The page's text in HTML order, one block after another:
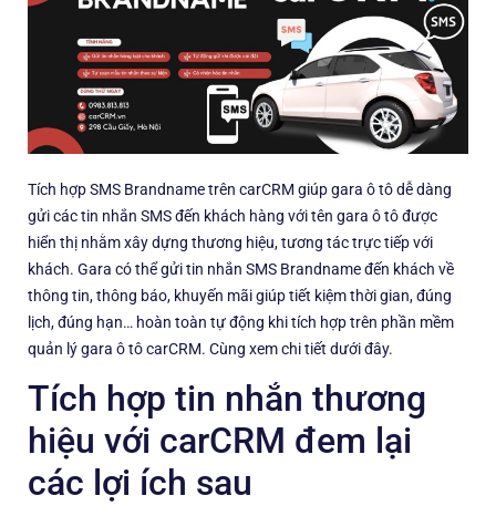
Tích hợp SMS Brandname trên carCRM giúp gara ô tô dễ dàng
gửi các tin nhắn SMS đến khách hàng với tên gara ô tô được
hiển thị nhằm xây dựng thương hiệu, tương tác trực tiếp với
khách. Gara có thể gửi tin nhắn SMS Brandname đến khách về
thông tin, thông báo, khuyến mãi giúp tiết kiệm thời gian, đúng
lịch, đúng hạn… hoàn toàn tự động khi tích hợp trên phần mềm
quản lý gara ô tô carCRM. Cùng xem chi tiết dưới đây.
Tích hợp tin nhắn thương
hiệu với carCRM đem lại
các lợi ích sau